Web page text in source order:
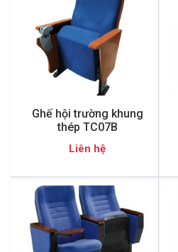
Ghế hội trường khung
thép TC07B
Liên hệ